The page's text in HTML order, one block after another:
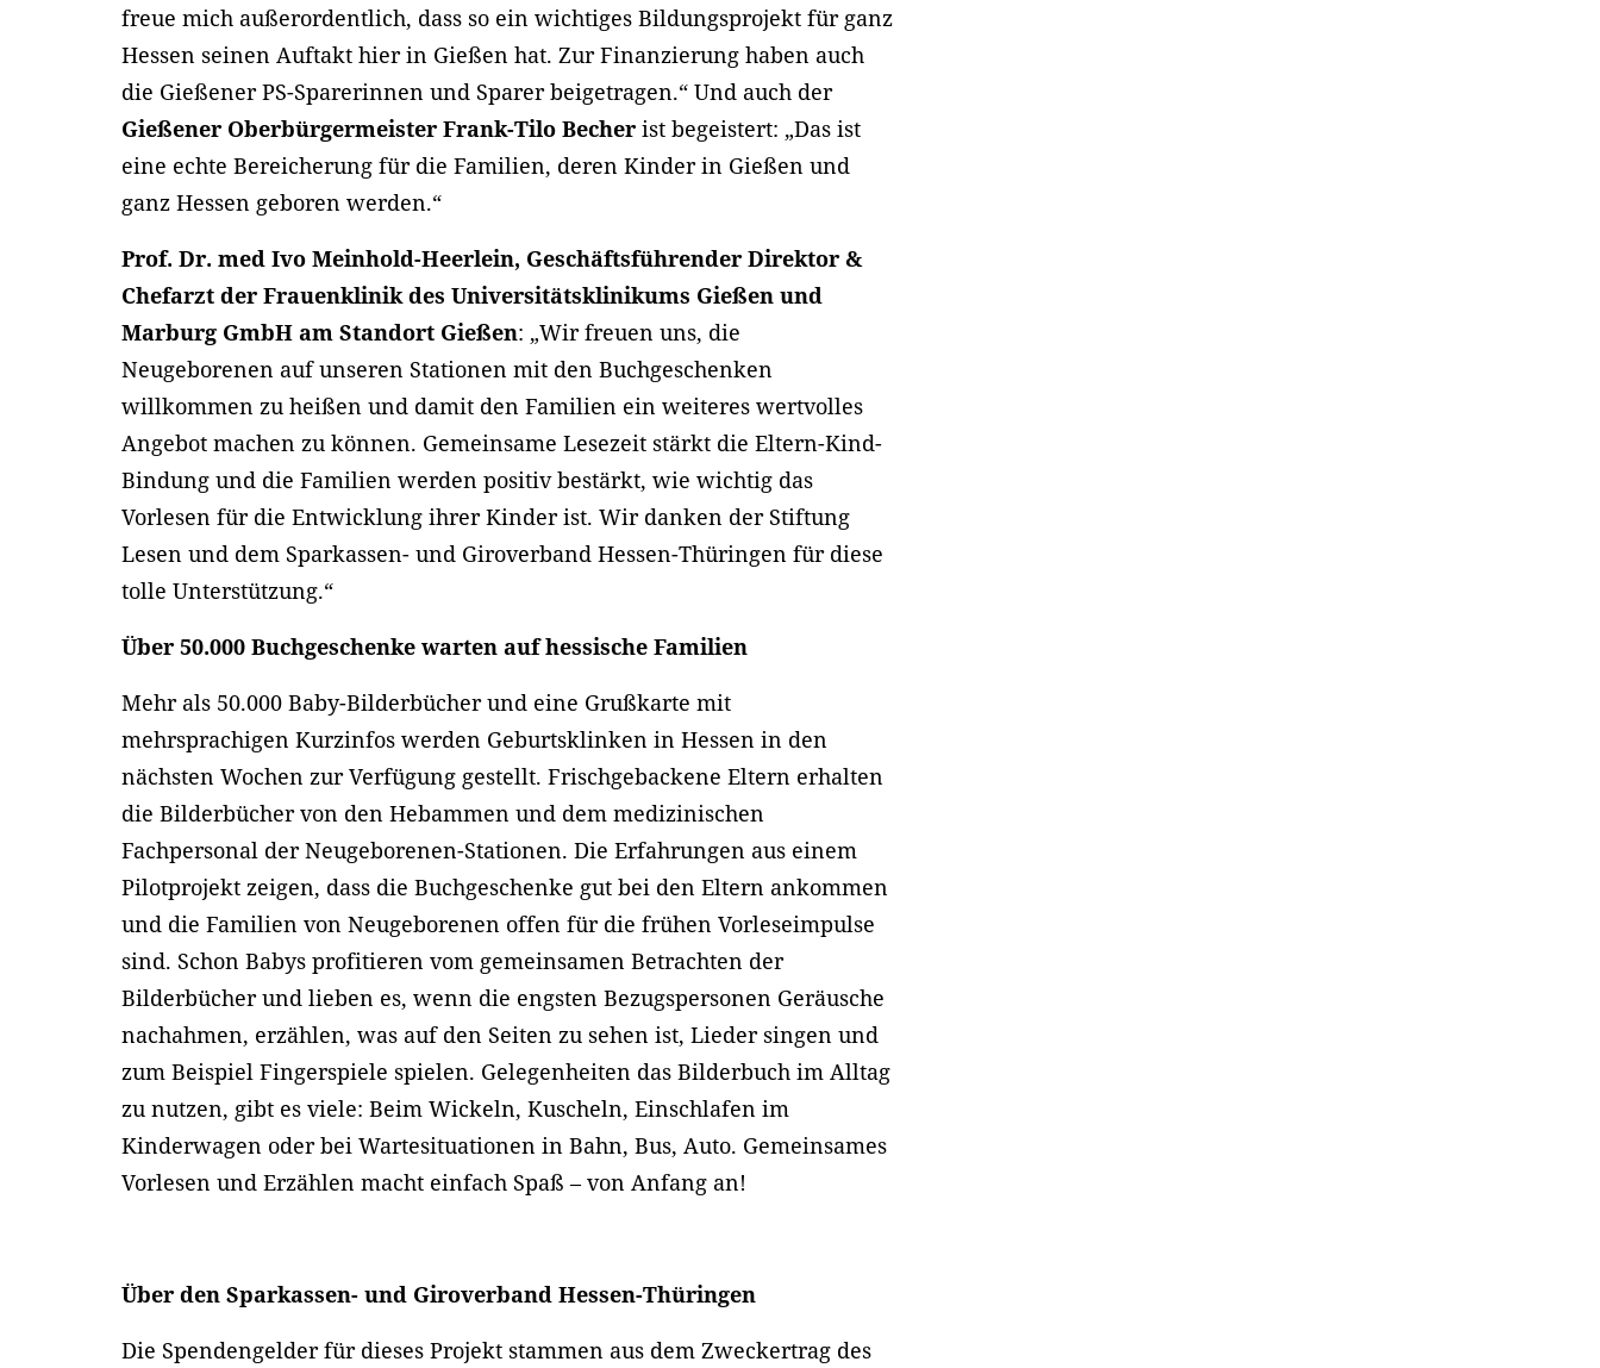
freue mich außerordentlich, dass so ein wichtiges Bildungsprojekt für ganz
Hessen seinen Auftakt hier in Gießen hat. Zur Finanzierung haben auch
die Gießener PS-Sparerinnen und Sparer beigetragen.“ Und auch der
Gießener Oberbürgermeister Frank-Tilo Becher ist begeistert: „Das ist
eine echte Bereicherung für die Familien, deren Kinder in Gießen und
ganz Hessen geboren werden.“
Prof. Dr. med Ivo Meinhold-Heerlein, Geschäftsführender Direktor &
Chefarzt der Frauenklinik des Universitätsklinikums Gießen und
Marburg GmbH am Standort Gießen: „Wir freuen uns, die
Neugeborenen auf unseren Stationen mit den Buchgeschenken
willkommen zu heißen und damit den Familien ein weiteres wertvolles
Angebot machen zu können. Gemeinsame Lesezeit stärkt die Eltern-Kind-
Bindung und die Familien werden positiv bestärkt, wie wichtig das
Vorlesen für die Entwicklung ihrer Kinder ist. Wir danken der Stiftung
Lesen und dem Sparkassen- und Giroverband Hessen-Thüringen für diese
tolle Unterstützung.“
Über 50.000 Buchgeschenke warten auf hessische Familien
Mehr als 50.000 Baby-Bilderbücher und eine Grußkarte mit
mehrsprachigen Kurzinfos werden Geburtsklinken in Hessen in den
nächsten Wochen zur Verfügung gestellt. Frischgebackene Eltern erhalten
die Bilderbücher von den Hebammen und dem medizinischen
Fachpersonal der Neugeborenen-Stationen. Die Erfahrungen aus einem
Pilotprojekt zeigen, dass die Buchgeschenke gut bei den Eltern ankommen
und die Familien von Neugeborenen offen für die frühen Vorleseimpulse
sind. Schon Babys profitieren vom gemeinsamen Betrachten der
Bilderbücher und lieben es, wenn die engsten Bezugspersonen Geräusche
nachahmen, erzählen, was auf den Seiten zu sehen ist, Lieder singen und
zum Beispiel Fingerspiele spielen. Gelegenheiten das Bilderbuch im Alltag
zu nutzen, gibt es viele: Beim Wickeln, Kuscheln, Einschlafen im
Kinderwagen oder bei Wartesituationen in Bahn, Bus, Auto. Gemeinsames
Vorlesen und Erzählen macht einfach Spaß – von Anfang an!
Über den Sparkassen- und Giroverband Hessen-Thüringen
Die Spendengelder für dieses Projekt stammen aus dem Zweckertrag des